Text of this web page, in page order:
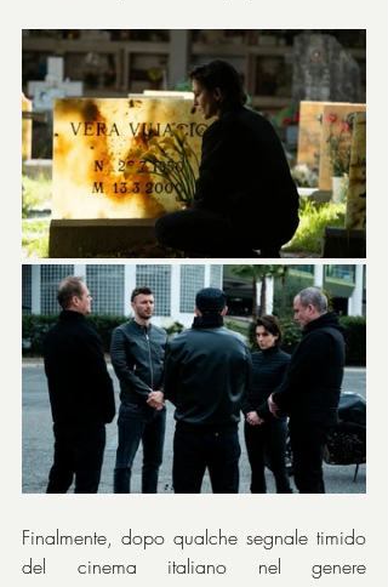
Finalmente, dopo qualche segnale timido
del cinema italiano nel genere